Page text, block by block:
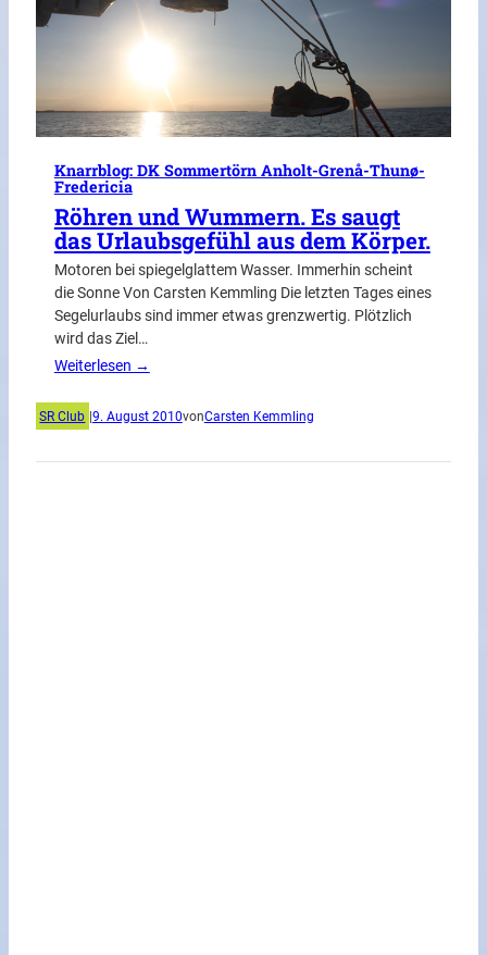
Knarrblog: DK Sommertörn Anholt-Grenå-Thunø-
Fredericia
Röhren und Wummern. Es saugt
das Urlaubsgefühl aus dem Körper.
Motoren bei spiegelglattem Wasser. Immerhin scheint
die Sonne Von Carsten Kemmling Die letzten Tages eines
Segelurlaubs sind immer etwas grenzwertig. Plötzlich
wird das Ziel…
Weiterlesen →
SR Club |9. August 2010vonCarsten Kemmling